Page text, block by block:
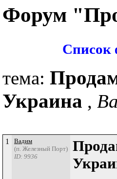
Форум
Список
тема:
Украина ,
1
Вадим
(п. Железный Порт)
ID: 9936